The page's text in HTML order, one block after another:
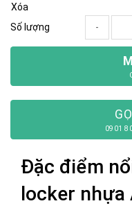
Xóa
Số lượng
-
0901
Đặc điểm
locker nhựa